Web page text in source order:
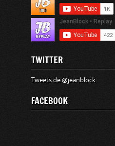
TWITTER
Tweets de @jeanblock
FACEBOOK